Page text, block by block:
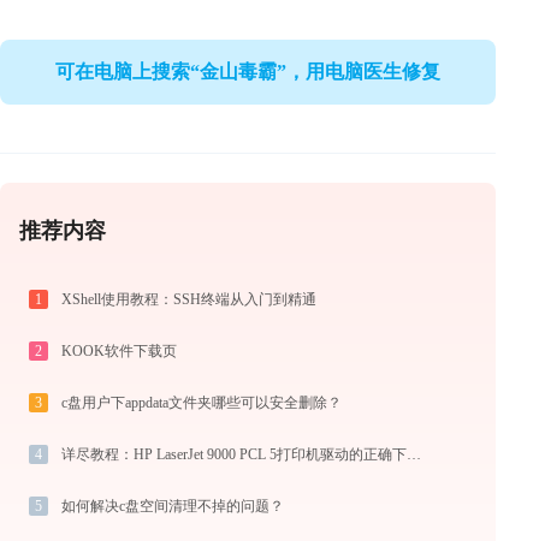
可在电脑上搜索“金山毒霸”，用电脑医生修复
推荐内容
1 XShell使用教程：SSH终端从入门到精通
2 KOOK软件下载页
3 c盘用户下appdata文件夹哪些可以安全删除？
4 详尽教程：HP LaserJet 9000 PCL 5打印机驱动的正确下载与安装方式
5 如何解决c盘空间清理不掉的问题？